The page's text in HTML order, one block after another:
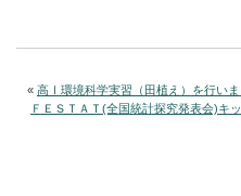
« 高Ⅰ環境科学実習（田植え）を行いま
ＦＥＳＴＡＴ(全国統計探究発表会)キ